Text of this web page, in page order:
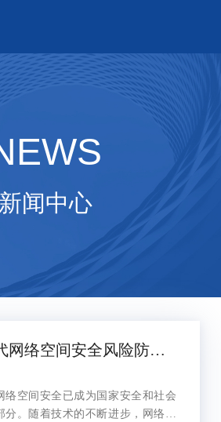
新闻中心
人工智能时代网络空间安全风险防控体系的重构与实践探索
络空间安全已成为国家安全和社会
。随着技术的不断进步，网络攻